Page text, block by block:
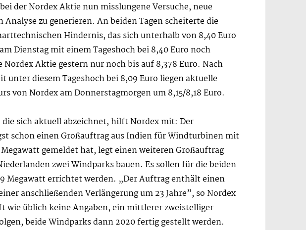
der Nordex Aktie nun misslungene Versuche, neue
zu generieren. An beiden Tagen scheiterte die
Hindernis, das sich unterhalb von 8,40 Euro
Dienstag mit einem Tageshoch bei 8,40 Euro noch
Aktie gestern nur noch bis auf 8,378 Euro. Nach
unter diesem Tageshoch bei 8,09 Euro liegen aktuelle
von Nordex am Donnerstagmorgen um 8,15/8,18 Euro.
sich aktuell abzeichnet, hilft Nordex mit: Der
schon einen Großauftrag aus Indien für Windturbinen mit
gemeldet hat, legt einen weiteren Großauftrag
zwei Windparks bauen. Es sollen für die beiden
Megawatt errichtet werden. „Der Auftrag enthält einen
anschließenden Verlängerung um 23 Jahre”, so Nordex
wie üblich keine Angaben, ein mittlerer zweistelliger
beide Windparks dann 2020 fertig gestellt werden.